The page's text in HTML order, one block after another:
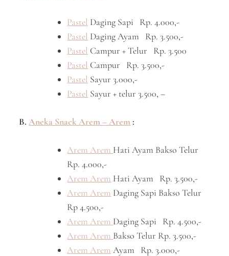
Pastel Daging Sapi Rp. 4.000,-
Pastel Daging Ayam Rp. 3.500,-
Pastel Campur + Telur Rp. 3.500
Pastel Campur Rp. 3.500,-
Pastel Sayur 3.000,-
Pastel Sayur + telur 3.500, –
B.Aneka Snack Arem – Arem :
Arem Arem Hati Ayam Bakso Telur
Rp. 4.000,-
Arem Arem Hati Ayam Rp. 3.500,-
Arem Arem Daging Sapi Bakso Telur
Rp 4.500,-
Arem Arem Daging Sapi Rp. 4.500,-
Arem Arem Bakso Telur Rp. 3.500,-
Arem Arem Ayam Rp. 3.000,-